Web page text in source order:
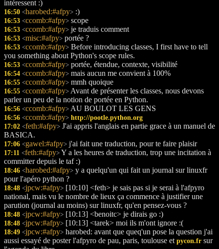
intéressent :)
16:50 <harobed:#afpy> :)
16:53 <ccomb:#afpy> scope
16:53 <ccomb:#afpy> je traduis comment
16:53 <misc:#afpy> portée ?
16:53 <ccomb:#afpy> Before introducing classes, I first have to tell
you something about Python's scope rules.
16:53 <ccomb:#afpy> portée, étendue, contexte, visibilité
16:54 <ccomb:#afpy> mais aucun me convient à 100%
16:55 <ccomb:#afpy> mmh quoique
16:55 <ccomb:#afpy> Avant de présenter les classes, nous devons
parler un peu de la notion de portée en Python.
16:56 <ccomb:#afpy> AU BOULOT LES GENS
16:56 <ccomb:#afpy> http://pootle.python.org
17:02 <feth:#afpy> J'ai appris l'anglais en partie grace à un manuel de
BASICA.
17:06 <gawel:#afpy> j'ai fait une traduction, pour te faire plaisir
17:11 <feth:#afpy> Y a les heures de traduction, trop une incitation à
committer depuis le taf :)
18:46 <harobed:#afpy> y a quelqu'un qui fait un journal sur linuxfr
pour l'apéro python ?
18:48 <jpcw:#afpy> [10:10] <feth> je sais pas si je serai à l'afpyro
national, mais vu le nombre de lieux ça commence à justifier une
parution (journal au moins) sur linuxfr, qu'en pensez-vous ?
18:48 <jpcw:#afpy> [10:13] <benoitc> je dirais go :)
18:48 <jpcw:#afpy> [10:13] <tarek> moi ils m'ont ignore :(
18:49 <jpcw:#afpy> harobed: avant que queq'un pose la question j'ai
aussi essayé de poster l'afpyro de pau, paris, toulouse et pycon.fr sur